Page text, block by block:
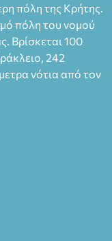
πόλη της Κρήτης.
πόλη του νομού
Βρίσκεται 100
242
νότια από τον